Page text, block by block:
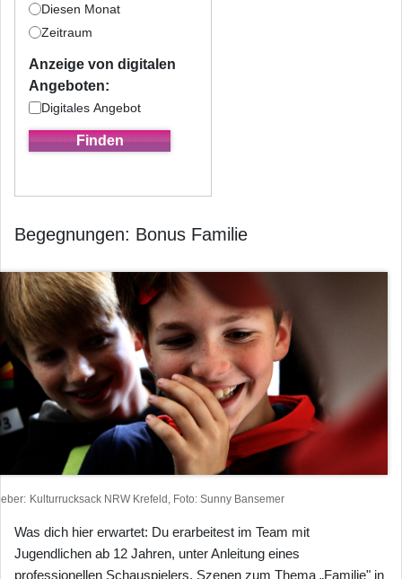
Diesen Monat
Zeitraum
Anzeige von digitalen
Angeboten:
Digitales Angebot
Begegnungen: Bonus Familie
Kulturrucksack NRW Krefeld, Foto: Sunny Bansemer
Was dich hier erwartet: Du erarbeitest im Team mit
Jugendlichen ab 12 Jahren, unter Anleitung eines
professionellen Schauspielers, Szenen zum Thema „Familie" in